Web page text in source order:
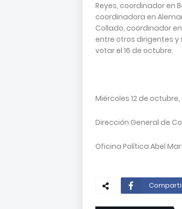
Reyes, coordinador en
coordinadora en
Collado, coordinador
entre otros dirigentes
votar el 16 de octubre.
Miércoles 12 de octubre,
Dirección General de
Oficina Política Abel